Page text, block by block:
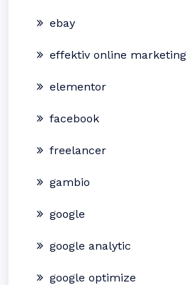
ebay
effektiv online marketing
elementor
facebook
freelancer
gambio
google
google analytic
google optimize